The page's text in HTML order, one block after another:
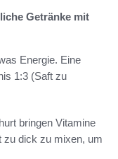
Getränke mit
Energie. Eine
1:3 (Saft zu
bringen Vitamine
zu dick zu mixen, um